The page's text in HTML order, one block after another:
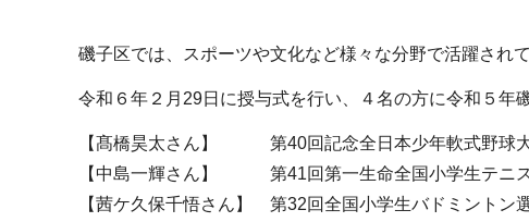
磯子区では、スポーツや文化など様々な分野で活躍され
令和６年２月29日に授与式を行い、４名の方に令和５年
【髙橋昊太さん】 第40回記念全日本少年軟式野球
【中島一輝さん】 第41回第一生命全国小学生テニ
【茜ケ久保千悟さん】 第32回全国小学生バドミント